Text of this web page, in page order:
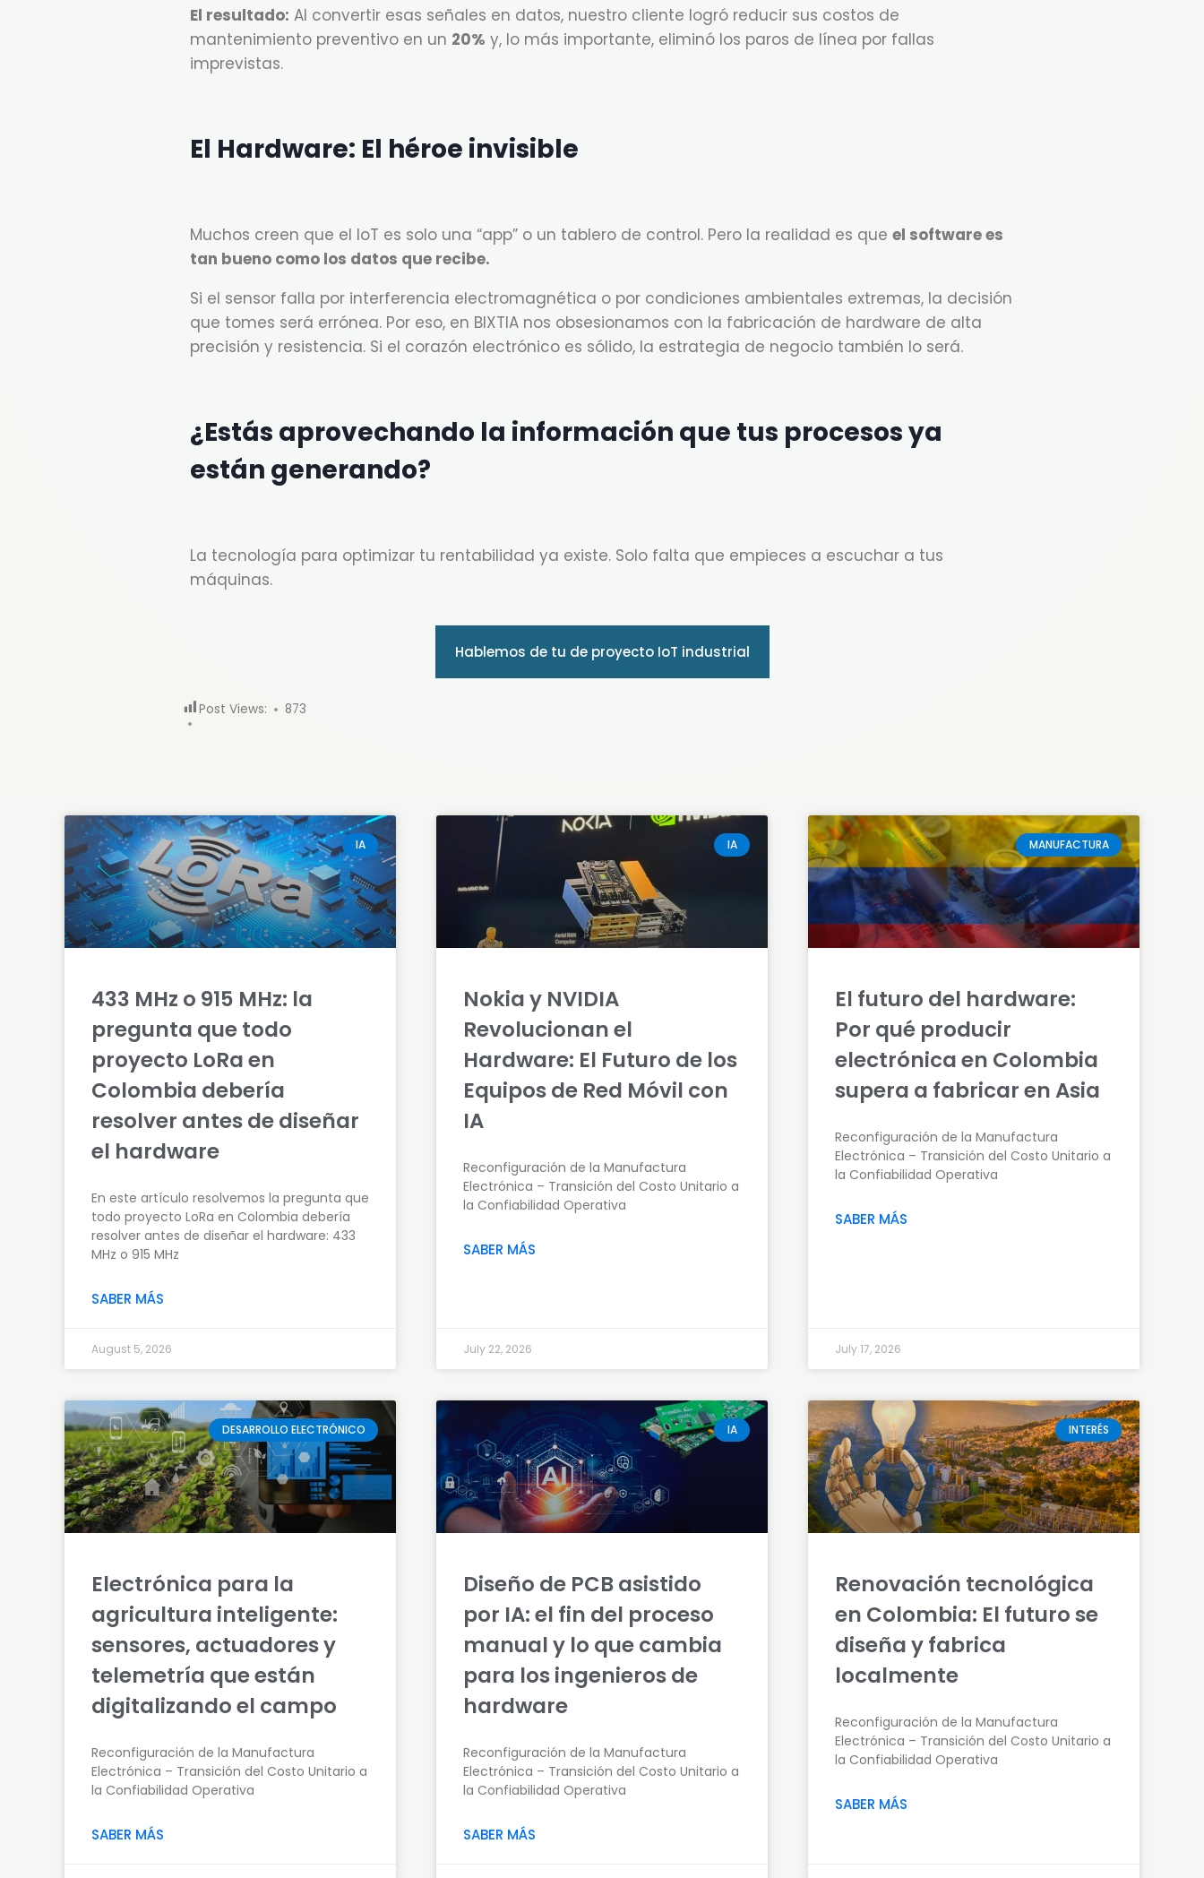
El resultado: Al convertir esas señales en datos, nuestro cliente logró reducir sus costos de
mantenimiento preventivo en un 20% y, lo más importante, eliminó los paros de línea por fallas
imprevistas.
El Hardware: El héroe invisible
Muchos creen que el IoT es solo una “app” o un tablero de control. Pero la realidad es que el software es
tan bueno como los datos que recibe.
Si el sensor falla por interferencia electromagnética o por condiciones ambientales extremas, la decisión
que tomes será errónea. Por eso, en BIXTIA nos obsesionamos con la fabricación de hardware de alta
precisión y resistencia. Si el corazón electrónico es sólido, la estrategia de negocio también lo será.
¿Estás aprovechando la información que tus procesos ya
están generando?
La tecnología para optimizar tu rentabilidad ya existe. Solo falta que empieces a escuchar a tus
máquinas.
Hablemos de tu de proyecto IoT industrial
Post Views: 873
IA
433 MHz o 915 MHz: la
pregunta que todo
proyecto LoRa en
Colombia debería
resolver antes de diseñar
el hardware
En este artículo resolvemos la pregunta que
todo proyecto LoRa en Colombia debería
resolver antes de diseñar el hardware: 433
MHz o 915 MHz
SABER MÁS
August 5, 2026
IA
Nokia y NVIDIA
Revolucionan el
Hardware: El Futuro de los
Equipos de Red Móvil con
IA
Reconfiguración de la Manufactura
Electrónica – Transición del Costo Unitario a
la Confiabilidad Operativa
SABER MÁS
July 22, 2026
MANUFACTURA
El futuro del hardware:
Por qué producir
electrónica en Colombia
supera a fabricar en Asia
Reconfiguración de la Manufactura
Electrónica – Transición del Costo Unitario a
la Confiabilidad Operativa
SABER MÁS
July 17, 2026
DESARROLLO ELECTRÓNICO
Electrónica para la
agricultura inteligente:
sensores, actuadores y
telemetría que están
digitalizando el campo
Reconfiguración de la Manufactura
Electrónica – Transición del Costo Unitario a
la Confiabilidad Operativa
SABER MÁS
IA
Diseño de PCB asistido
por IA: el fin del proceso
manual y lo que cambia
para los ingenieros de
hardware
Reconfiguración de la Manufactura
Electrónica – Transición del Costo Unitario a
la Confiabilidad Operativa
SABER MÁS
INTERÉS
Renovación tecnológica
en Colombia: El futuro se
diseña y fabrica
localmente
Reconfiguración de la Manufactura
Electrónica – Transición del Costo Unitario a
la Confiabilidad Operativa
SABER MÁS